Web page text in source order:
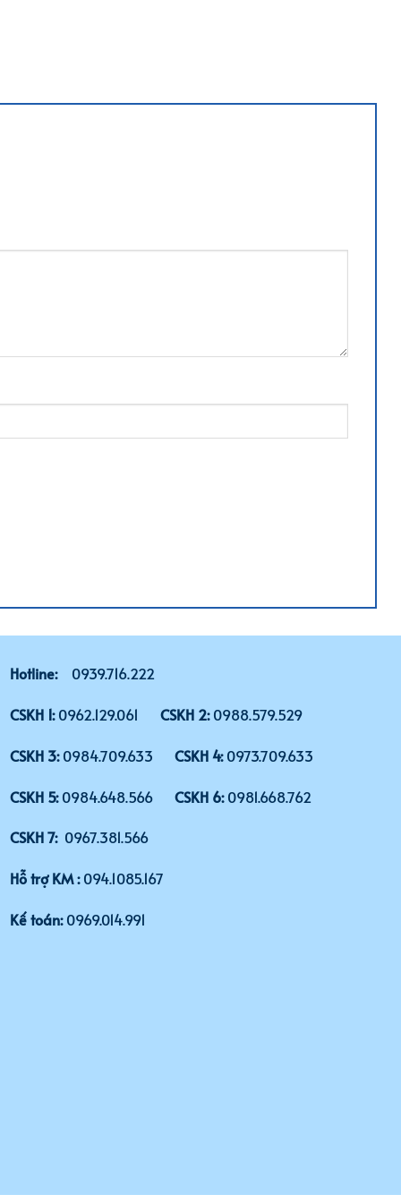
Hotline: 0939.716.222
CSKH 1:0962.129.061 CSKH 2:0988.579.529
CSKH 3:0984.709.633 CSKH 4:0973.709.633
CSKH 5:0984.648.566 CSKH 6:0981.668.762
CSKH 7: 0967.381.566
Hỗ trợ KM :094.1085.167
Kế toán:0969.014.991